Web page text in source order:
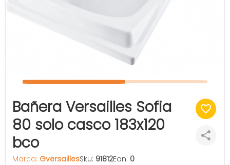
Bañera Versailles Sofia
80 solo casco 183x120
bco
Marca: GversaillesSku: 91812Ean: 0